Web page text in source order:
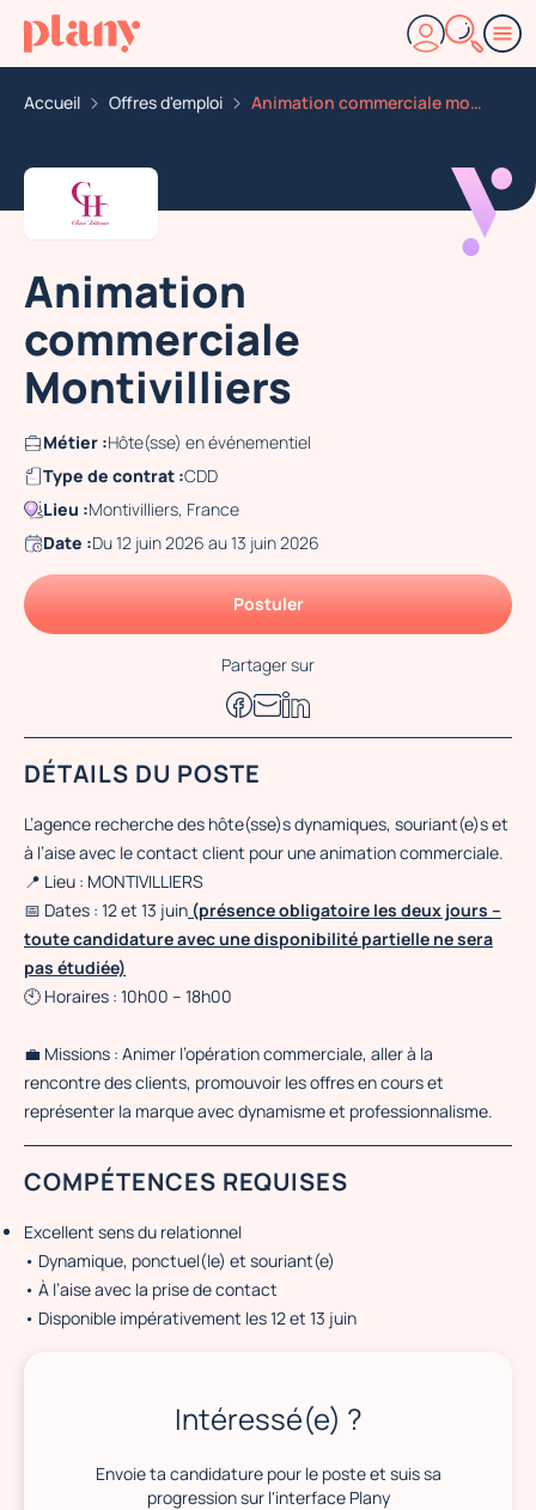
Accueil Offres d'emploi Animation commerciale montivilliers
Animation
commerciale
Montivilliers
Métier :Hôte(sse) en événementiel
Type de contrat :CDD
Lieu :Montivilliers, France
Date :Du 12 juin 2026 au 13 juin 2026
Postuler
Partager sur
DÉTAILS DU POSTE
L’agence recherche des hôte(sse)s dynamiques, souriant(e)s et
à l’aise avec le contact client pour une animation commerciale.
📍 Lieu : MONTIVILLIERS
📅 Dates : 12 et 13 juin (présence obligatoire les deux jours –
toute candidature avec une disponibilité partielle ne sera
pas étudiée)
🕙 Horaires : 10h00 – 18h00
💼 Missions : Animer l’opération commerciale, aller à la
rencontre des clients, promouvoir les offres en cours et
représenter la marque avec dynamisme et professionnalisme.
COMPÉTENCES REQUISES
Excellent sens du relationnel
• Dynamique, ponctuel(le) et souriant(e)
• À l’aise avec la prise de contact
• Disponible impérativement les 12 et 13 juin
Intéressé(e) ?
Envoie ta candidature pour le poste et suis sa
progression sur l'interface Plany